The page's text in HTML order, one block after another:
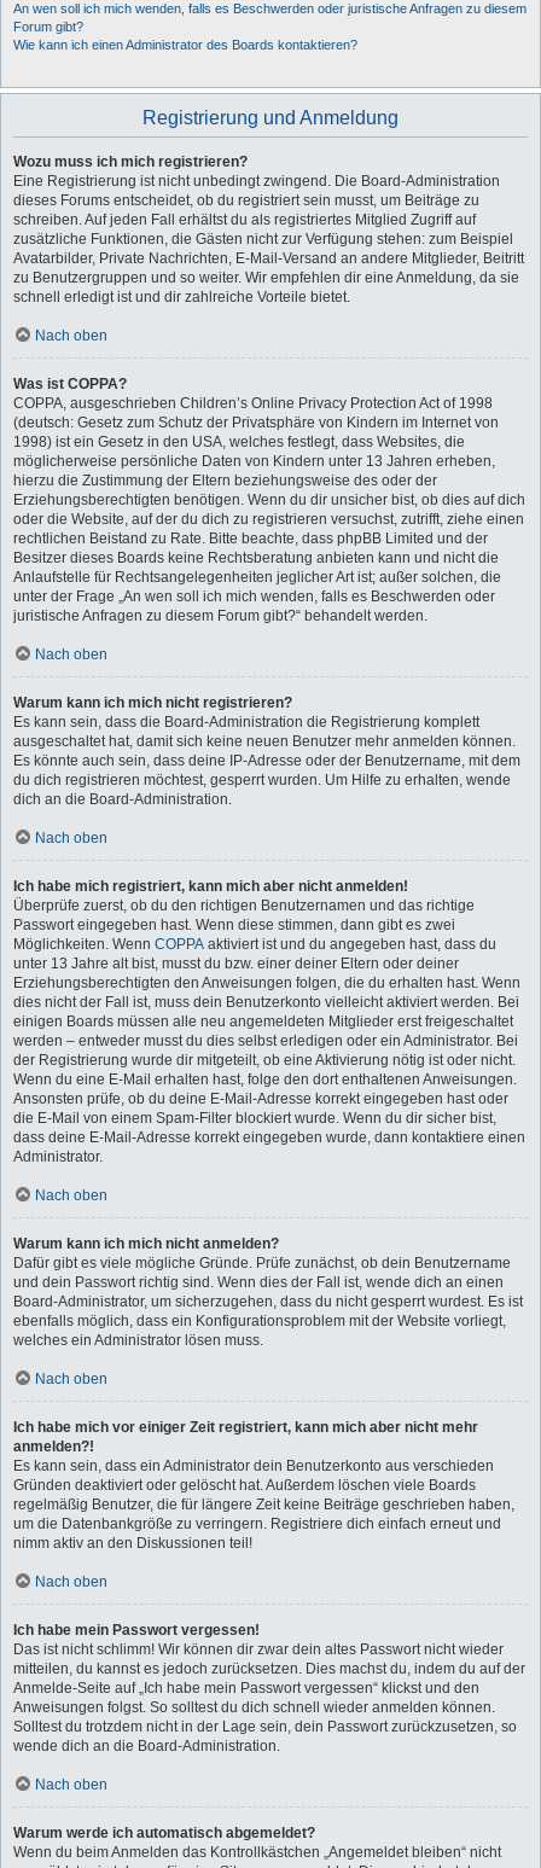
An wen soll ich mich wenden, falls es Beschwerden oder juristische Anfragen zu diesem
Forum gibt?
Wie kann ich einen Administrator des Boards kontaktieren?
Registrierung und Anmeldung
Wozu muss ich mich registrieren?
Eine Registrierung ist nicht unbedingt zwingend. Die Board-Administration
dieses Forums entscheidet, ob du registriert sein musst, um Beiträge zu
schreiben. Auf jeden Fall erhältst du als registriertes Mitglied Zugriff auf
zusätzliche Funktionen, die Gästen nicht zur Verfügung stehen: zum Beispiel
Avatarbilder, Private Nachrichten, E-Mail-Versand an andere Mitglieder, Beitritt
zu Benutzergruppen und so weiter. Wir empfehlen dir eine Anmeldung, da sie
schnell erledigt ist und dir zahlreiche Vorteile bietet.
Nach oben
Was ist COPPA?
COPPA, ausgeschrieben Children’s Online Privacy Protection Act of 1998
(deutsch: Gesetz zum Schutz der Privatsphäre von Kindern im Internet von
1998) ist ein Gesetz in den USA, welches festlegt, dass Websites, die
möglicherweise persönliche Daten von Kindern unter 13 Jahren erheben,
hierzu die Zustimmung der Eltern beziehungsweise des oder der
Erziehungsberechtigten benötigen. Wenn du dir unsicher bist, ob dies auf dich
oder die Website, auf der du dich zu registrieren versuchst, zutrifft, ziehe einen
rechtlichen Beistand zu Rate. Bitte beachte, dass phpBB Limited und der
Besitzer dieses Boards keine Rechtsberatung anbieten kann und nicht die
Anlaufstelle für Rechtsangelegenheiten jeglicher Art ist; außer solchen, die
unter der Frage „An wen soll ich mich wenden, falls es Beschwerden oder
juristische Anfragen zu diesem Forum gibt?“ behandelt werden.
Nach oben
Warum kann ich mich nicht registrieren?
Es kann sein, dass die Board-Administration die Registrierung komplett
ausgeschaltet hat, damit sich keine neuen Benutzer mehr anmelden können.
Es könnte auch sein, dass deine IP-Adresse oder der Benutzername, mit dem
du dich registrieren möchtest, gesperrt wurden. Um Hilfe zu erhalten, wende
dich an die Board-Administration.
Nach oben
Ich habe mich registriert, kann mich aber nicht anmelden!
Überprüfe zuerst, ob du den richtigen Benutzernamen und das richtige
Passwort eingegeben hast. Wenn diese stimmen, dann gibt es zwei
Möglichkeiten. Wenn COPPA aktiviert ist und du angegeben hast, dass du
unter 13 Jahre alt bist, musst du bzw. einer deiner Eltern oder deiner
Erziehungsberechtigten den Anweisungen folgen, die du erhalten hast. Wenn
dies nicht der Fall ist, muss dein Benutzerkonto vielleicht aktiviert werden. Bei
einigen Boards müssen alle neu angemeldeten Mitglieder erst freigeschaltet
werden – entweder musst du dies selbst erledigen oder ein Administrator. Bei
der Registrierung wurde dir mitgeteilt, ob eine Aktivierung nötig ist oder nicht.
Wenn du eine E-Mail erhalten hast, folge den dort enthaltenen Anweisungen.
Ansonsten prüfe, ob du deine E-Mail-Adresse korrekt eingegeben hast oder
die E-Mail von einem Spam-Filter blockiert wurde. Wenn du dir sicher bist,
dass deine E-Mail-Adresse korrekt eingegeben wurde, dann kontaktiere einen
Administrator.
Nach oben
Warum kann ich mich nicht anmelden?
Dafür gibt es viele mögliche Gründe. Prüfe zunächst, ob dein Benutzername
und dein Passwort richtig sind. Wenn dies der Fall ist, wende dich an einen
Board-Administrator, um sicherzugehen, dass du nicht gesperrt wurdest. Es ist
ebenfalls möglich, dass ein Konfigurationsproblem mit der Website vorliegt,
welches ein Administrator lösen muss.
Nach oben
Ich habe mich vor einiger Zeit registriert, kann mich aber nicht mehr
anmelden?!
Es kann sein, dass ein Administrator dein Benutzerkonto aus verschieden
Gründen deaktiviert oder gelöscht hat. Außerdem löschen viele Boards
regelmäßig Benutzer, die für längere Zeit keine Beiträge geschrieben haben,
um die Datenbankgröße zu verringern. Registriere dich einfach erneut und
nimm aktiv an den Diskussionen teil!
Nach oben
Ich habe mein Passwort vergessen!
Das ist nicht schlimm! Wir können dir zwar dein altes Passwort nicht wieder
mitteilen, du kannst es jedoch zurücksetzen. Dies machst du, indem du auf der
Anmelde-Seite auf „Ich habe mein Passwort vergessen“ klickst und den
Anweisungen folgst. So solltest du dich schnell wieder anmelden können.
Solltest du trotzdem nicht in der Lage sein, dein Passwort zurückzusetzen, so
wende dich an die Board-Administration.
Nach oben
Warum werde ich automatisch abgemeldet?
Wenn du beim Anmelden das Kontrollkästchen „Angemeldet bleiben“ nicht